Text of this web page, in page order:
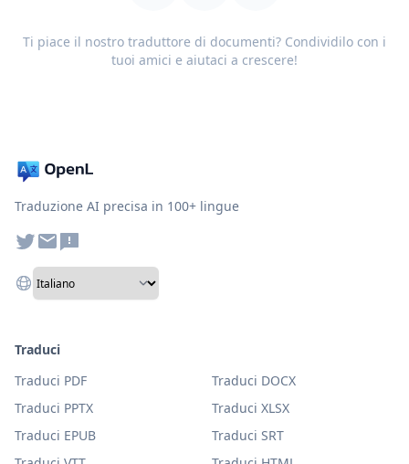
Ti piace il nostro traduttore di documenti? Condividilo con i
tuoi amici e aiutaci a crescere!
Traduzione AI precisa in 100+ lingue
Traduci
Traduci PDF
Traduci DOCX
Traduci PPTX
Traduci XLSX
Traduci EPUB
Traduci SRT